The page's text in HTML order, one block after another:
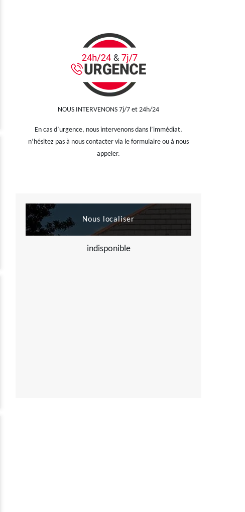
NOUS INTERVENONS 7j/7 et 24h/24
En cas d’urgence, nous intervenons dans l’immédiat,
n’hésitez pas à nous contacter via le formulaire ou à nous
appeler.
Nous localiser
indisponible